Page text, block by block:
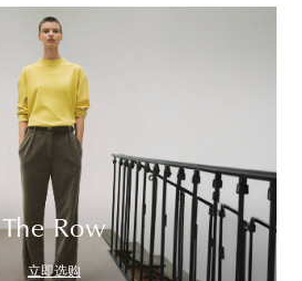
The Row
立即选购